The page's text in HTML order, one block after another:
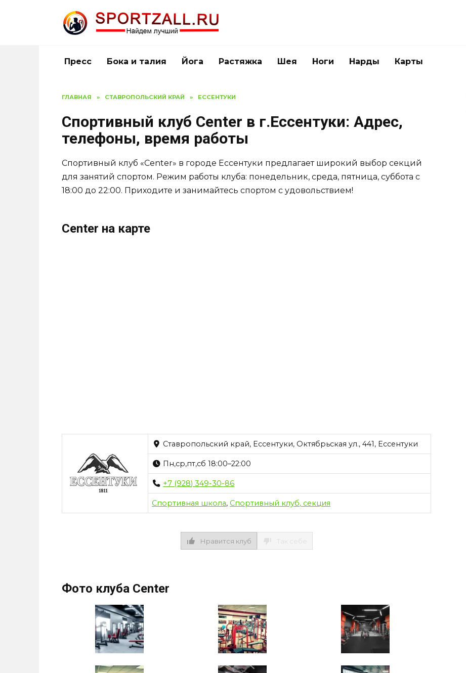
Пресс Бока и талия Йога Растяжка Шея Ноги Нарды Карты
ГЛАВНАЯ » СТАВРОПОЛЬСКИЙ КРАЙ » ЕССЕНТУКИ
Спортивный клуб Center в г.Ессентуки: Адрес,
телефоны, время работы
Спортивный клуб «Center» в городе Ессентуки предлагает широкий выбор секций
для занятий спортом. Режим работы клуба: понедельник, среда, пятница, суббота с
18:00 до 22:00. Приходите и занимайтесь спортом с удовольствием!
Center на карте
Ставропольский край, Ессентуки, Октябрьская ул., 441, Ессентуки
Пн,ср,пт,сб 18:00–22:00
+7 (928) 349-30-86
Спортивная школа, Спортивный клуб, секция
Нравится клуб
Фото клуба Center